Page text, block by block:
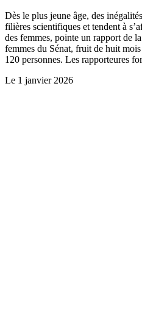
Dès le plus jeune âge, des
filières scientifiques et tendent à
des femmes, pointe un rapport de
femmes du Sénat, fruit de huit
120 personnes. Les rapporteures
Le 1 janvier 2026